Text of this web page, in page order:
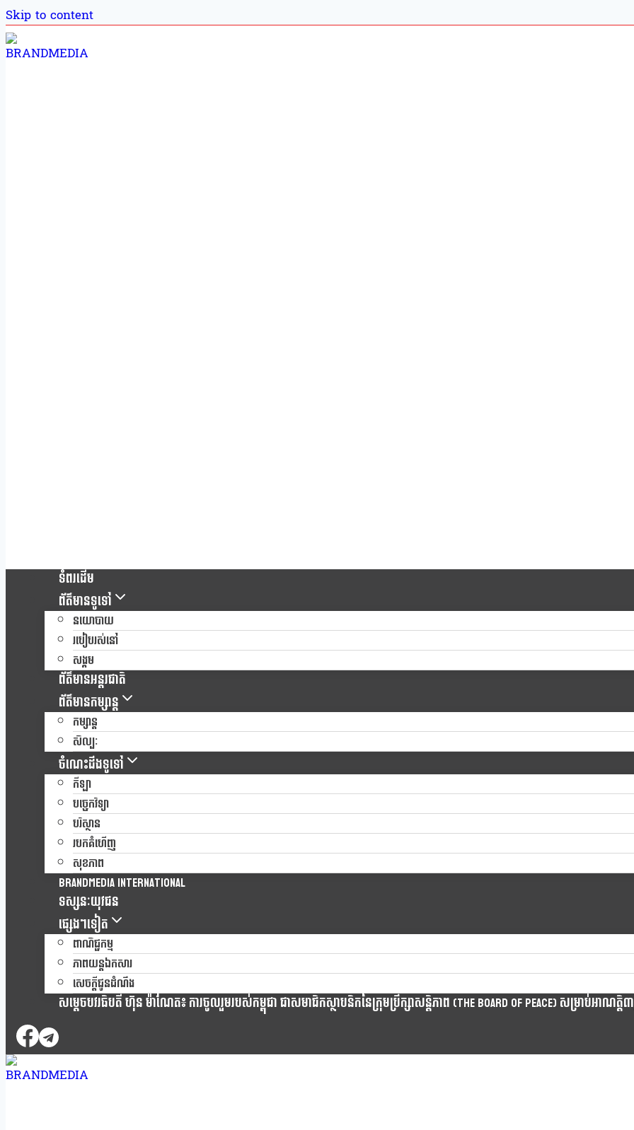
Skip to content
ទំពរដើម
ព័ត៌មានទូទៅ
នយោបាយ
របៀបរស់នៅ
សង្គម
ព័ត៌មានអន្តរជាតិ
ព័ត៌មានកម្សាន្ត
កម្សាន្ត
សិល្បៈ
ចំណេះដឹងទូទៅ
កីឡា
បច្ចេកវិទ្យា
បរិស្ថាន
របកគំហើញ
សុខភាព
Brandmedia international
ទស្សនៈយុវជន
ផ្សេងៗទៀត
ពាណិជ្ជកម្ម
ភាពយន្តឯកសារ
សេចក្តីជូនដំណឹង
សម្តេចបវរធិបតី ហ៊ុន ម៉ាណែត៖ ការចូលរួមរបស់កម្ពុជា ជាសមាជិកស្ថាបនិកនៃក្រុមប្រឹក្សាសន្តិភាព (The Board Of Peace) សម្រាប់អាណត្តិ៣